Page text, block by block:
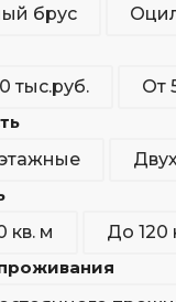
брус
тыс.руб.
От
кв. м
До 120